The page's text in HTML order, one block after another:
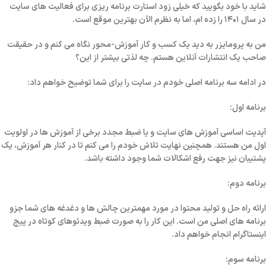
شاید با خود بگویید که خیلی زود استارت برنامه ریزی برای فعالیت های سایت
در سال ۱۴۰۱ را زده ام، اما به نظرم الآن بهترین موقع است.
من به پرومایزر به دید یککسب و کار آموزش-محورنگاه می کنم و در حقیقت
صاحب یک انتشارات آنلاینهستم. چه لذتی بیشتر از این؟
در ادامه سه برنامه اصلی خودم در سایت را برای شما توضیح خواهم داد:
برنامه اول:
آپدیت اساسی آموزش های سایت و یا ضبط مجدد برخی از آموزش ها در اولویت
اول من هستند. همچنین نهایت تلاش خودم را می کنم تا در کنار هر آموزش، یک
پشتیباننیز جهت رفع اشکالات شما وجود داشته باشد.
برنامه دوم:
ارائه راه حل و تولید محتوا در مورد مهمترین چالش ها و دغدغه های شماجزو
برنامه های اصلی من است. این کار را به صورت ضبط ویدئوهای کوتاه در پیج
اینستاگرام انجام خواهم داد.
برنامه سوم: